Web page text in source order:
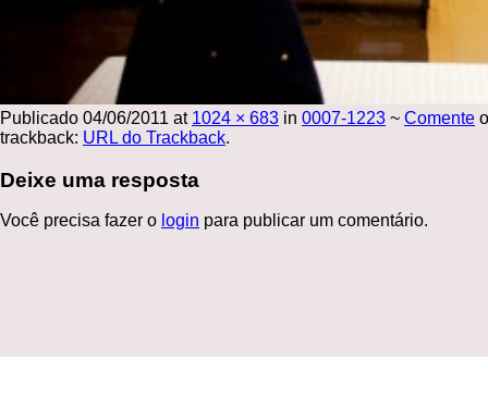
Publicado 04/06/2011 at 1024 × 683 in 0007-1223 ~ Comente
trackback: URL do Trackback.
Deixe uma resposta
Você precisa fazer o login para publicar um comentário.